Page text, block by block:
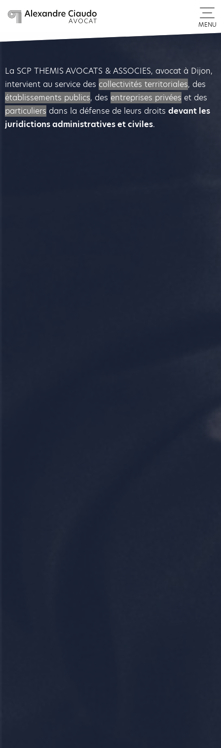
MENU
La SCP THEMIS AVOCATS & ASSOCIES, avocat à Dijon,
intervient au service des collectivités territoriales, des
établissements publics, des entreprises privées et des
particuliers dans la défense de leurs droits devant les
juridictions administratives et civiles.